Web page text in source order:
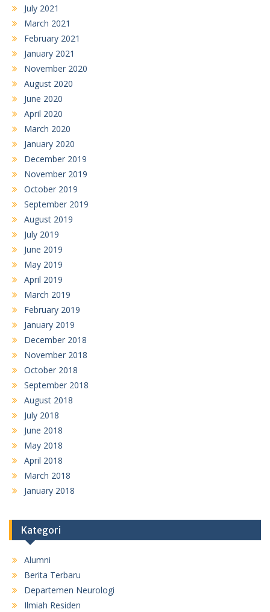
July 2021
March 2021
February 2021
January 2021
November 2020
August 2020
June 2020
April 2020
March 2020
January 2020
December 2019
November 2019
October 2019
September 2019
August 2019
July 2019
June 2019
May 2019
April 2019
March 2019
February 2019
January 2019
December 2018
November 2018
October 2018
September 2018
August 2018
July 2018
June 2018
May 2018
April 2018
March 2018
January 2018
Kategori
Alumni
Berita Terbaru
Departemen Neurologi
Ilmiah Residen